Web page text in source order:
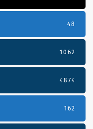
48
1062
4874
162